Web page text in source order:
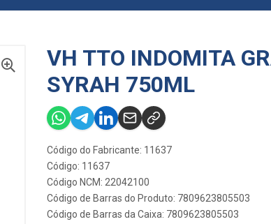
VH TTO INDOMITA
SYRAH 750ML
Código do Fabricante: 11637
Código: 11637
Código NCM: 22042100
Código de Barras do Produto: 7809623805503
Código de Barras da Caixa: 7809623805503